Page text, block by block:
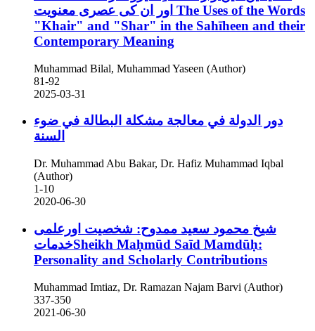
The Uses of the Words
"Khair" and "Shar" in the Sahīheen and their
Contemporary Meaning
Muhammad Bilal, Muhammad Yaseen (Author)
81-92
2025-03-31
دور الدولة في معالجة مشكلة البطالة في ضوء
السنة
Dr. Muhammad Abu Bakar, Dr. Hafiz Muhammad Iqbal
(Author)
1-10
2020-06-30
شیخ محمود سعید ممدوح: شخصیت اورعلمی
خدماتSheikh Maḥmūd Saīd Mamdūḥ:
Personality and Scholarly Contributions
Muhammad Imtiaz, Dr. Ramazan Najam Barvi (Author)
337-350
2021-06-30